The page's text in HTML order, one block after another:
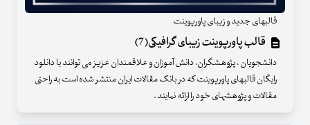
قالبهای جدید و زیبای پاورپوینت
قالب پاورپوینت زیبای گرافیکی(7)
دانشجویان ، پژوهشگران، دانش آموزان و علاقمندان عزیز می توانند با دانلود
رایگان قالبهای پاورپوینت که در بانک مقالات ایران منتشر شده است به راحتی
مقالات و پژوهشهای خود را ارائه نمایند .